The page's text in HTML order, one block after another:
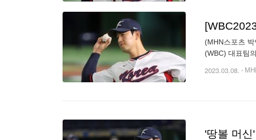
(MHN스포츠
(WBC) 대표팀
2023.03.08.
'땅볼 머